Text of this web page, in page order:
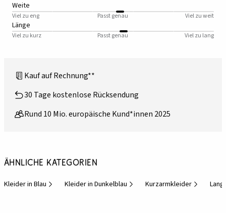
Weite
Viel zu eng Passt genau Viel zu weit
Länge
Viel zu kurz Passt genau Viel zu lang
Kauf auf Rechnung**
30 Tage kostenlose Rücksendung
Rund 10 Mio. europäische Kund*innen 2025
Ähnliche Kategorien
Kleider in Blau Kleider in Dunkelblau Kurzarmkleider